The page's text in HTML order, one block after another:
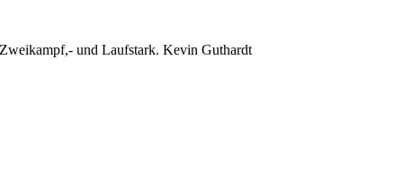
Zweikampf,- und Laufstark. Kevin Guthardt